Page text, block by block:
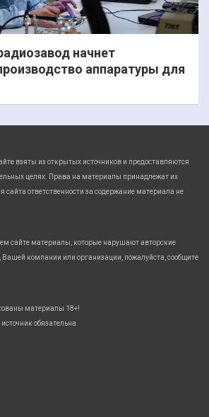
начнет
аппаратуры для
взяты из открытых источников и предоставляются
целях. Права на материалы принадлежат их
ответственности за содержание материала не
сайте материалы, которые нарушают авторские
компании или организации, пожалуйста, сообщите
материалы 18+!
обязательна.